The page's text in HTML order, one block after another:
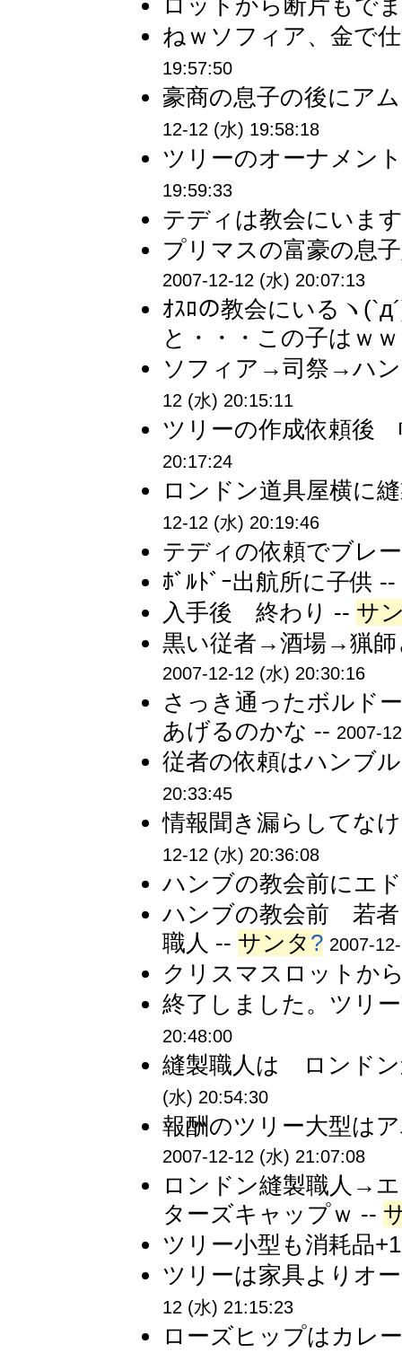
ロットから断片もで
ねｗソフィア、金で
19:57:50
豪商の息子の後にア
12-12 (水) 19:58:18
ツリーのオーナメン
19:59:33
テディは教会にいま
プリマスの富豪の息
2007-12-12 (水) 20:07:13
ｵｽﾛの教会にいるヽ
と・・・この子はｗ
ソフィア→司祭→ハ
12 (水) 20:15:11
ツリーの作成依頼後
20:17:24
ロンドン道具屋横に
12-12 (水) 20:19:46
テディの依頼でブレ
ﾎﾞﾙﾄﾞｰ出航所に子供 --
入手後 終わり -- サ
黒い従者→酒場→猟
2007-12-12 (水) 20:30:16
さっき通ったボルド
あげるのかな -- 2007-
従者の依頼はハンブ
20:33:45
情報聞き漏らしてな
12-12 (水) 20:36:08
ハンブの教会前にエ
ハンブの教会前 若
職人 -- サンタ ? 2007-
クリスマスロットか
終了しました。ツリ
20:48:00
縫製職人は ロンド
(水) 20:54:30
報酬のツリー大型は
2007-12-12 (水) 21:07:08
ロンドン縫製職人→
ターズキャップｗ --
ツリー小型も消耗品
ツリーは家具よりオ
12 (水) 21:15:23
ローズヒップはカ